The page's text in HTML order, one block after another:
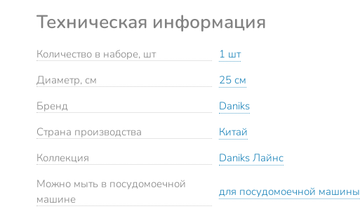
Техническая информация
Количество в наборе, шт
1 шт
Диаметр, см
25 см
Бренд
Daniks
Страна производства
Китай
Коллекция
Daniks Лайнс
Можно мыть в посудомоечной
машине
для посудомоечной машины